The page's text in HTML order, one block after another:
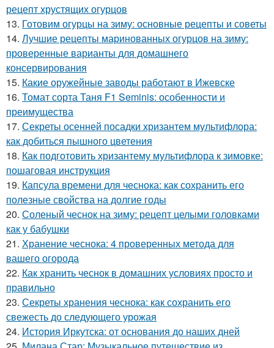
рецепт хрустящих огурцов
13. Готовим огурцы на зиму: основные рецепты и советы
14. Лучшие рецепты маринованных огурцов на зиму:
проверенные варианты для домашнего
консервирования
15. Какие оружейные заводы работают в Ижевске
16. Томат сорта Таня F1 Seminis: особенности и
преимущества
17. Секреты осенней посадки хризантем мультифлора:
как добиться пышного цветения
18. Как подготовить хризантему мультифлора к зимовке:
пошаговая инструкция
19. Капсула времени для чеснока: как сохранить его
полезные свойства на долгие годы
20. Соленый чеснок на зиму: рецепт целыми головками
как у бабушки
21. Хранение чеснока: 4 проверенных метода для
вашего огорода
22. Как хранить чеснок в домашних условиях просто и
правильно
23. Секреты хранения чеснока: как сохранить его
свежесть до следующего урожая
24. История Иркутска: от основания до наших дней